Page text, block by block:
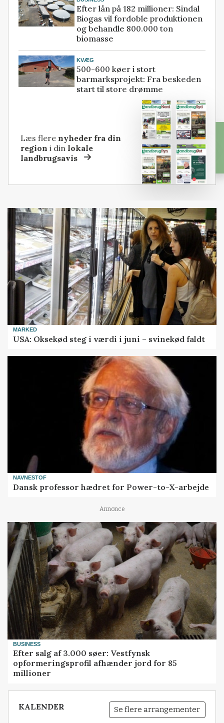
Efter lån på 182 millioner: Sindal
Biogas vil fordoble produktionen
og behandle 800.000 ton
biomasse
KVÆG
500-600 køer i stort
barmarksprojekt: Fra beskeden
start til store drømme
Læs flere nyheder fra din
region i dinlokale
landbrugsavis
MARKED
USA: Oksekød steg i værdi i juni – svinekød faldt
NAVNESTOF
Dansk professor hædret for Power-to-X-arbejde
Annonce
BUSINESS
Efter salg af 3.000 søer: Vestfynsk
opformeringsprofil afhænder jord for 85
millioner
KALENDER Se flere arrangementer